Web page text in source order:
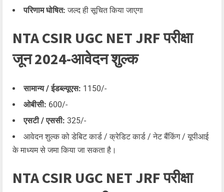
परिणाम घोषित: जल्द ही सूचित किया जाएगा
NTA CSIR UGC NET JRF परीक्षा
जून 2024-आवेदन शुल्क
सामान्य / ईडब्ल्यूएस: 1150/-
ओबीसी: 600/-
एसटी / एससी: 325/-
आवेदन शुल्क को डेबिट कार्ड / क्रेडिट कार्ड / नेट बैंकिंग / यूपीआई
के माध्यम से जमा किया जा सकता है।
NTA CSIR UGC NET JRF परीक्षा